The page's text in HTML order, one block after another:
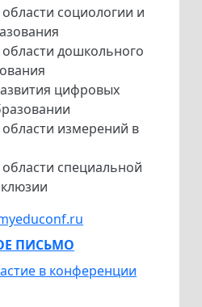
социологии и
дошкольного
цифровых
измерений в
специальной
ПИСЬМО
в конференции